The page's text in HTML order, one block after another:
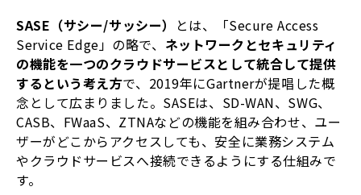
SASE（サシー/サッシー）
とは、「Secure Access
Service Edge」の略で、 ネットワークとセキュリティ
の機能を一つのクラウドサービスとして統合して提供
するという考え方で、2019年にGartnerが提唱した概
念として広まりました。SASEは、SD-WAN、SWG、
CASB、FWaaS、ZTNAなどの機能を組み合わせ、ユー
ザーがどこからアクセスしても、安全に業務システム
やクラウドサービスへ接続できるようにする仕組みで
す。